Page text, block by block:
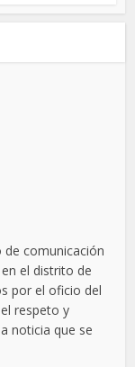
comunicación
el distrito de
por el oficio del
respeto y
noticia que se